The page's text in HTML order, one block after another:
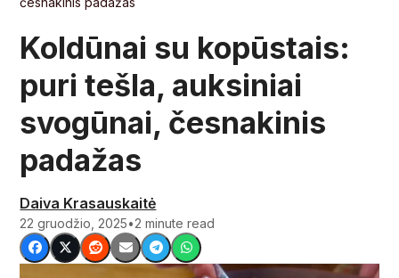
Koldūnai su kopūstais:
puri tešla, auksiniai
svogūnai, česnakinis
padažas
Daiva Krasauskaitė
22 gruodžio, 2025•2 minute read